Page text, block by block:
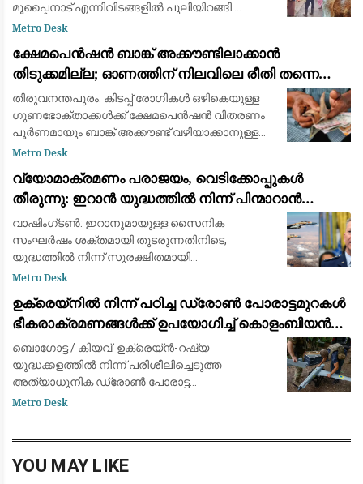
മൂപ്പൈനാട് എന്നിവിടങ്ങളിൽ പുലിയിറങ്ങി.
ചീരാലിൽ കടുവ ആടിനെ കൊന്നു. അതേസമയം,
കാട്ടാനയുട
Metro Desk
ക്ഷേമപെൻഷൻ ബാങ്ക് അക്കൗണ്ടിലാക്കാൻ
തിടുക്കമില്ല; ഓണത്തിന് നിലവിലെ രീതി തന്നെ
തുടരും
തിരുവനന്തപുരം: കിടപ്പ് രോഗികൾ ഒഴികെയുള്ള
ഗുണഭോക്താക്കൾക്ക് ക്ഷേമപെൻഷൻ വിതരണം
പൂർണമായും ബാങ്ക് അക്കൗണ്ട് വഴിയാക്കാനുള്ള
തീരുമാനം തിടുക്കത്തിൽ നടപ്പാക്കില്ലെന്ന്
Metro Desk
വ്യോമാക്രമണം പരാജയം, വെടിക്കോപ്പുകൾ
തീരുന്നു: ഇറാൻ യുദ്ധത്തിൽ നിന്ന് പിന്മാറാൻ
വഴിതേടി അമേരിക്കൻ സൈനിക നേതൃത്വം
വാഷിംഗ്ടൺ: ഇറാനുമായുള്ള സൈനിക
സംഘർഷം ശക്തമായി തുടരുന്നതിനിടെ,
യുദ്ധത്തിൽ നിന്ന് സുരക്ഷിതമായി
പുറത്തുകടക്കാനുള്ള മാർഗ്ഗങ്ങൾ (Exit Strategy)
നീക്കം നടത്തുന്നതായി റിപ
Metro Desk
ഉക്രെയ്നിൽ നിന്ന് പഠിച്ച ഡ്രോൺ പോരാട്ടമുറകൾ
ഭീകരാക്രമണങ്ങൾക്ക് ഉപയോഗിച്ച് കൊളംബിയൻ
ലഹരി കാർട്ടലുകൾ
ബൊഗോട്ട / കിയവ്: ഉക്രെയ്ൻ-റഷ്യ
യുദ്ധക്കളത്തിൽ നിന്ന് പരിശീലിച്ചെടുത്ത
അത്യാധുനിക ഡ്രോൺ പോരാട്ട
സാങ്കേതികവിദ്യകൾ കൊളംബിയയിലെ ലഹരി
Metro Desk
YOU MAY LIKE